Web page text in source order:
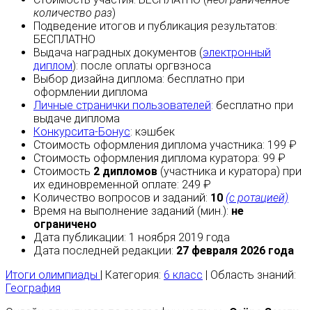
количество раз)
Подведение итогов и публикация результатов:
БЕСПЛАТНО
Выдача наградных документов (электронный
диплом): после оплаты оргвзноса
Выбор дизайна диплома: бесплатно при
оформлении диплома
Личные странички пользователей: бесплатно при
выдаче диплома
Конкурсита-Бонус: кэшбек
Стоимость оформления диплома участника: 199 ₽
Стоимость оформления диплома куратора: 99 ₽
Стоимость 2 дипломов (участника и куратора) при
их единовременной оплате: 249 ₽
Количество вопросов и заданий: 10 (с ротацией)
Время на выполнение заданий (мин.): не
ограничено
Дата публикации: 1 ноября 2019 года
Дата последней редакции: 27 февраля 2026 года
Итоги олимпиады
| Категория: 6 класс | Область знаний:
География